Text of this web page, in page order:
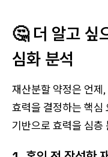
🤔 더 알고 싶
심화 분석
재산분할 약정은 언제
효력을 결정하는 핵심
기반으로 효력을 심층